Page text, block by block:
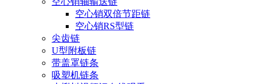
空心销双倍节距链
空心销RS型链
尖齿链
U型附板链
带盖罩链条
吸塑机链条